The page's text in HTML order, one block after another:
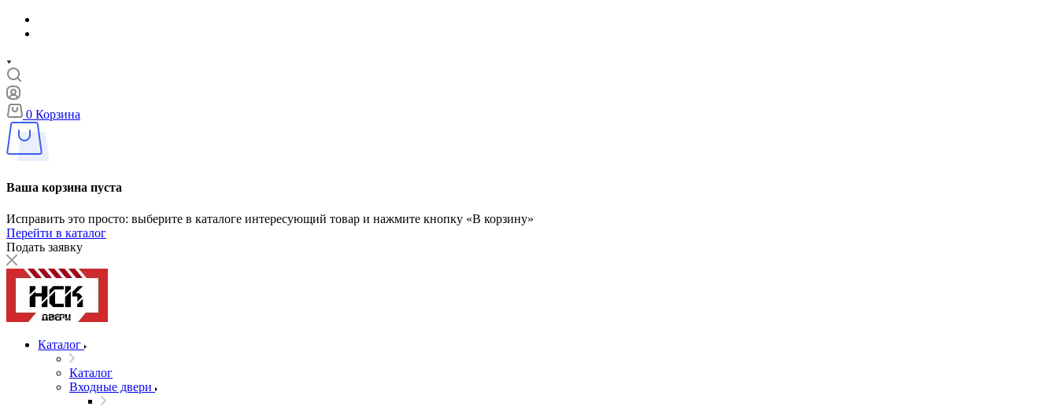
0 Корзина
Ваша корзина пуста
Исправить это просто: выберите в каталоге интересующий товар и нажмите кнопку «В корзину»
Перейти в каталог
Подать заявку
Каталог
Каталог
Входные двери